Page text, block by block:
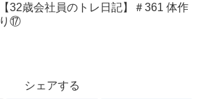
【32歳会社員のトレ日記】＃361 体作
り⑰
シェアする